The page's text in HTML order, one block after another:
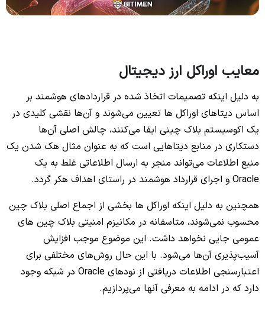
معایب اوراکل ارز دیجیتال
به دلیل اینکه تصمیمات اتخاذ شده در قراردادهای هوشمند بر
اساس دیتاهای اوراکل ها تعیین می‌شوند و آن‌ها نقشی کلیدی در
یک اکوسیستم بلاک چینی ایفا می‌کنند، چالش اصلی آن‌ها
دستکاری در منابع دیتاهایی است که به عنوان مثال هک شدن یک
منبع اطلاعات می‌تواند منجر به ارسال اطلاعاتی غلط به یک
Oracle و اجرای قرارداد هوشمند در راستای اهداف هکر گردد.
همچنین به دلیل اینکه اوراکل ها بخشی از اجماع اصلی بلاک چین
محسوب نمی‌شوند، متاسفانه در مکانیزم امنیتی بلاک چین های
عمومی جایی نخواهد داشت. این موضوع موجب افزایش
آسیب‌پذیری آن‌ها می‌شود. با این حال روش‌های مختلفی برای
اعتبارسنجی اطلاعات دریافتی از نودهای Oracle در شبکه وجود
دارد که در ادامه به معرفی آنها می‌پردازیم.